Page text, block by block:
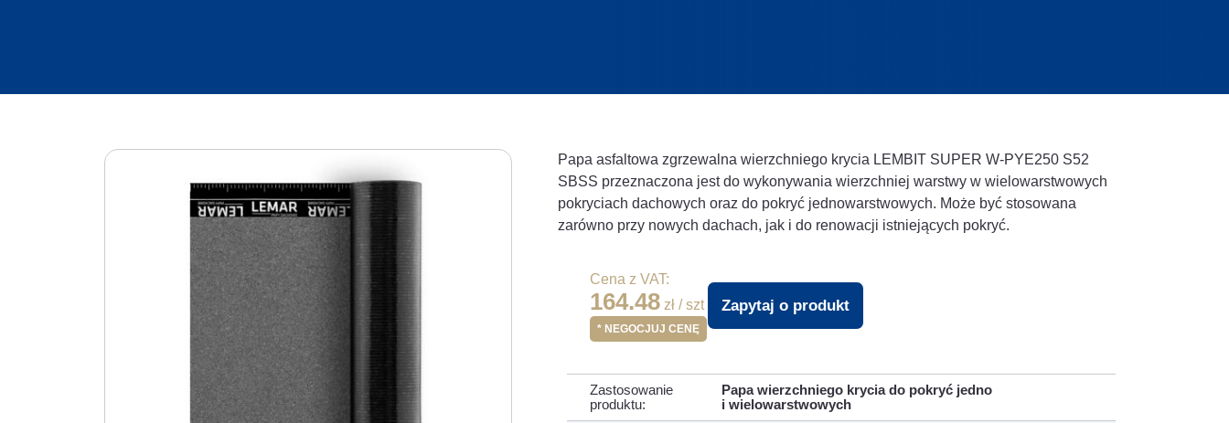
Papa asfaltowa zgrzewalna wierzchniego krycia LEMBIT SUPER W-PYE250 S52
SBSS przeznaczona jest do wykonywania wierzchniej warstwy w wielowarstwowych
pokryciach dachowych oraz do pokryć jednowarstwowych. Może być stosowana
zarówno przy nowych dachach, jak i do renowacji istniejących pokryć.
Cena z VAT:
164.48 zł / szt
* NEGOCJUJ CENĘ
Zapytaj o produkt
Zastosowanie
produktu:
Papa wierzchniego krycia do pokryć jedno
i wielowarstwowych